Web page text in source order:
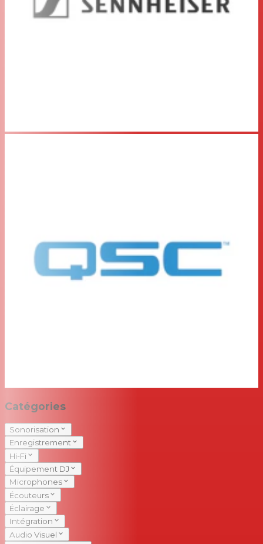
Catégories
Sonorisation
Enregistrement
Hi-Fi
Équipement DJ
Microphones
Écouteurs
Éclairage
Intégration
Audio Visuel